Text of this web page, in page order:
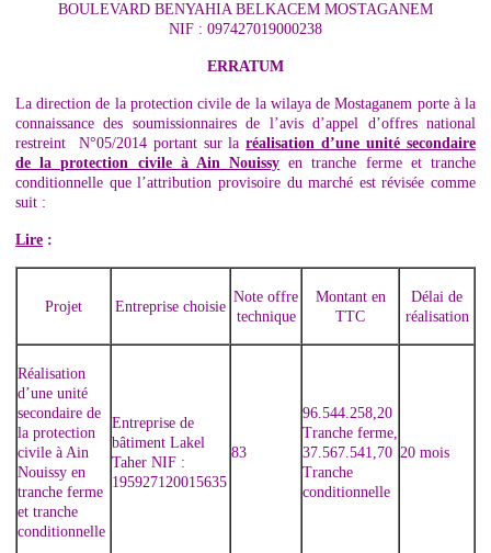
BOULEVARD BENYAHIA BELKACEM MOSTAGANEM
NIF : 097427019000238
ERRATUM
La direction de la protection civile de la wilaya de Mostaganem porte à la
connaissance des soumissionnaires de l’avis d’appel d’offres national
restreint N°05/2014 portant sur laréalisation d’une unité secondaire
de la protection civile à Ain Nouissy en tranche ferme et tranche
conditionnelle que l’attribution provisoire du marché est révisée comme
suit :
Lire :
Projet Entreprise choisie
Note offre
technique
Montant en
TTC
Délai de
réalisation
Réalisation
d’une unité
secondaire de
la protection
civile à Ain
Nouissy en
tranche ferme
et tranche
conditionnelle
Entreprise de
bâtiment Lakel
Taher NIF :
195927120015635
83
96.544.258,20
Tranche ferme,
37.567.541,70
Tranche
conditionnelle
20 mois